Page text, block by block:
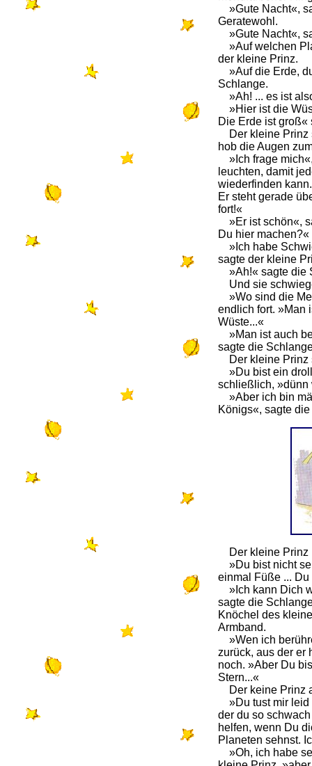
»Gute Nacht«,
Geratewohl.
»Gute Nacht«,
»Auf welchen
der kleine Prinz.
»Auf die Erde,
Schlange.
»Ah! ... es ist
»Hier ist die
Die Erde ist
Der kleine Prinz
hob die Augen
»Ich frage
leuchten, damit
wiederfinden
Er steht gerade
fort!«
»Er ist schön«,
Du hier machen?«
»Ich habe
sagte der kleine
»Ah!« sagte die
Und sie
»Wo sind die
endlich fort. »Man
Wüste...«
»Man ist auch
sagte die
Der kleine Prinz
»Du bist ein
schließlich,
»Aber ich bin
Königs«, sagte
Der kleine Prinz
»Du bist nicht
einmal Füße ...
»Ich kann Dich
sagte die
Knöchel des
Armband.
»Wen ich
zurück, aus der er
noch. »Aber Du
Stern...«
Der keine Prinz
»Du tust mir leid
der du so
helfen, wenn Du
Planeten sehnst.
»Oh, ich habe